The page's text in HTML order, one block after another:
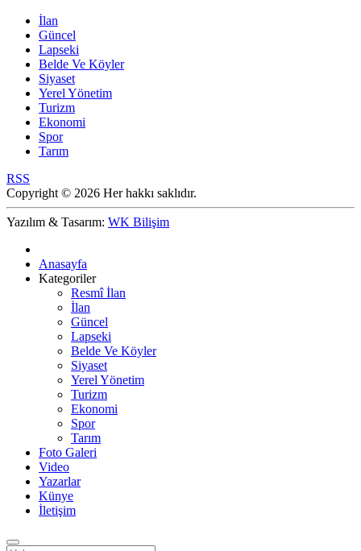
İlan
Güncel
Lapseki
Belde Ve Köyler
Siyaset
Yerel Yönetim
Turizm
Ekonomi
Spor
Tarım
RSS
Copyright © 2026 Her hakkı saklıdır.
Yazılım & Tasarım: WK Bilişim
Anasayfa
Kategoriler
Resmî İlan
İlan
Güncel
Lapseki
Belde Ve Köyler
Siyaset
Yerel Yönetim
Turizm
Ekonomi
Spor
Tarım
Foto Galeri
Video
Yazarlar
Künye
İletişim